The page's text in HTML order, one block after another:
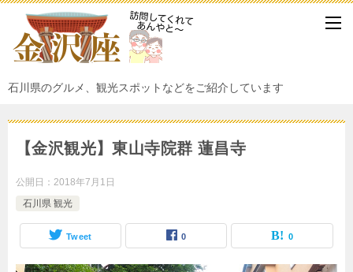
石川県のグルメ、観光スポットなどをご紹介しています
【金沢観光】東山寺院群 蓮昌寺
公開日： 2018年7月1日
石川県 観光
Tweet 0 0